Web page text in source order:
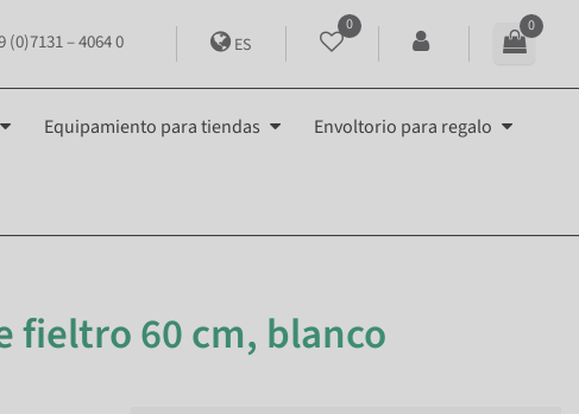
(0)7131 – 4064 0 ES
0 0
Equipamiento para tiendas Envoltorio para regalo
fieltro 60 cm, blanco